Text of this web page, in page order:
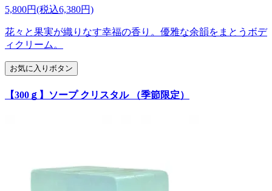
5,800円(税込6,380円)
花々と果実が織りなす幸福の香り。優雅な余韻をまとうボデ
ィクリーム。
お気に入りボタン
【300ｇ】ソープ クリスタル （季節限定）